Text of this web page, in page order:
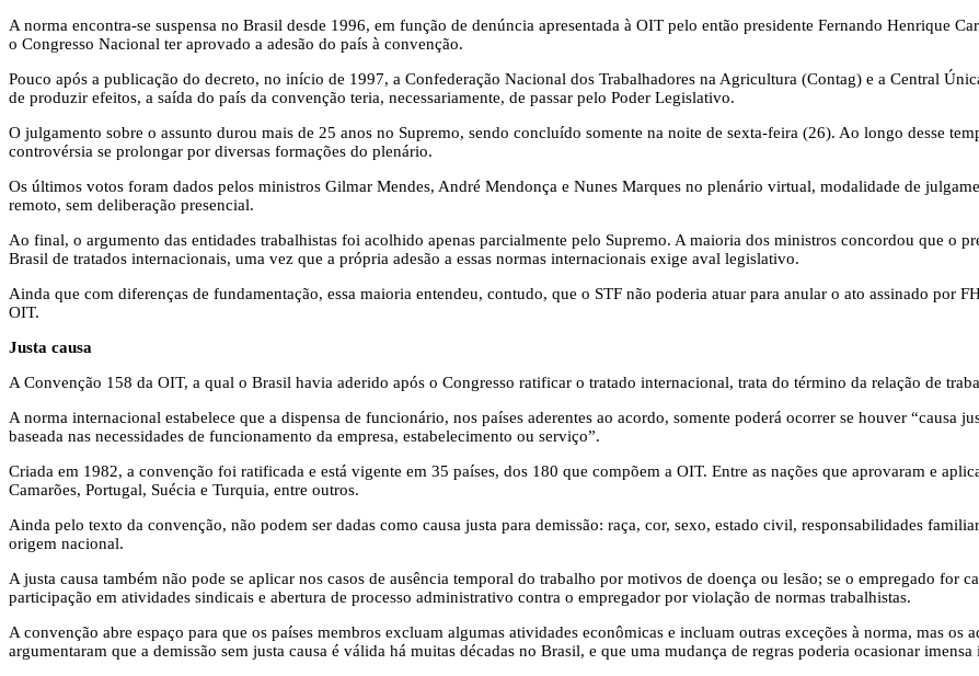
A norma encontra-se suspensa no Brasil desde 1996, em função de denúncia apresentada à OIT pelo então presidente Fernando Henrique
o Congresso Nacional ter aprovado a adesão do país à convenção.
Pouco após a publicação do decreto, no início de 1997, a Confederação Nacional dos Trabalhadores na Agricultura (Contag) e a Central
de produzir efeitos, a saída do país da convenção teria, necessariamente, de passar pelo Poder Legislativo.
O julgamento sobre o assunto durou mais de 25 anos no Supremo, sendo concluído somente na noite de sexta-feira (26). Ao longo desse
controvérsia se prolongar por diversas formações do plenário.
Os últimos votos foram dados pelos ministros Gilmar Mendes, André Mendonça e Nunes Marques no plenário virtual, modalidade de
remoto, sem deliberação presencial.
Ao final, o argumento das entidades trabalhistas foi acolhido apenas parcialmente pelo Supremo. A maioria dos ministros concordou que o
Brasil de tratados internacionais, uma vez que a própria adesão a essas normas internacionais exige aval legislativo.
Ainda que com diferenças de fundamentação, essa maioria entendeu, contudo, que o STF não poderia atuar para anular o ato assinado por
OIT.
Justa causa
A Convenção 158 da OIT, a qual o Brasil havia aderido após o Congresso ratificar o tratado internacional, trata do término da relação de
A norma internacional estabelece que a dispensa de funcionário, nos países aderentes ao acordo, somente poderá ocorrer se houver “causa
baseada nas necessidades de funcionamento da empresa, estabelecimento ou serviço”.
Criada em 1982, a convenção foi ratificada e está vigente em 35 países, dos 180 que compõem a OIT. Entre as nações que aprovaram e
Camarões, Portugal, Suécia e Turquia, entre outros.
Ainda pelo texto da convenção, não podem ser dadas como causa justa para demissão: raça, cor, sexo, estado civil, responsabilidades
origem nacional.
A justa causa também não pode se aplicar nos casos de ausência temporal do trabalho por motivos de doença ou lesão; se o empregado for
participação em atividades sindicais e abertura de processo administrativo contra o empregador por violação de normas trabalhistas.
A convenção abre espaço para que os países membros excluam algumas atividades econômicas e incluam outras exceções à norma, mas os
argumentaram que a demissão sem justa causa é válida há muitas décadas no Brasil, e que uma mudança de regras poderia ocasionar